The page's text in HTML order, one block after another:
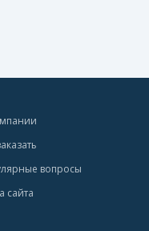
вопросы
сайта